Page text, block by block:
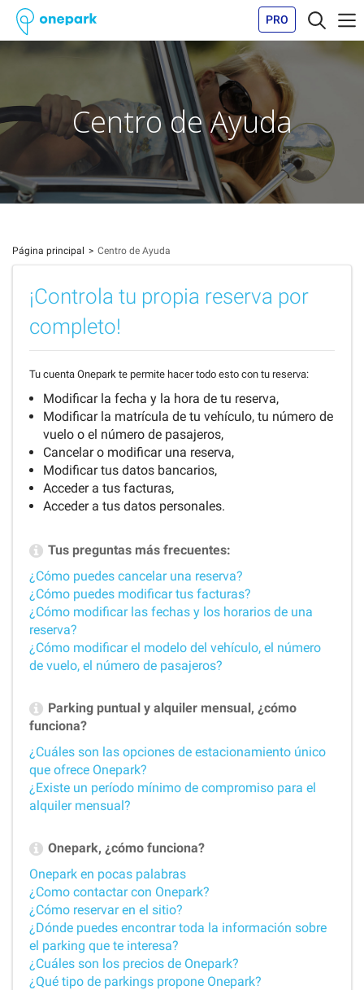
PRO
Centro de Ayuda
Página principal Centro de Ayuda
¡Controla tu propia reserva por
completo!
Tu cuenta Onepark te permite hacer todo esto con tu reserva:
Modificar la fecha y la hora de tu reserva,
Modificar la matrícula de tu vehículo, tu número de
vuelo o el número de pasajeros,
Cancelar o modificar una reserva,
Modificar tus datos bancarios,
Acceder a tus facturas,
Acceder a tus datos personales.
Tus preguntas más frecuentes:
¿Cómo puedes cancelar una reserva?
¿Cómo puedes modificar tus facturas?
¿Cómo modificar las fechas y los horarios de una
reserva?
¿Cómo modificar el modelo del vehículo, el número
de vuelo, el número de pasajeros?
Parking puntual y alquiler mensual, ¿cómo
funciona?
¿Cuáles son las opciones de estacionamiento único
que ofrece Onepark?
¿Existe un período mínimo de compromiso para el
alquiler mensual?
Onepark, ¿cómo funciona?
Onepark en pocas palabras
¿Como contactar con Onepark?
¿Cómo reservar en el sitio?
¿Dónde puedes encontrar toda la información sobre
el parking que te interesa?
¿Cuáles son los precios de Onepark?
¿Qué tipo de parkings propone Onepark?